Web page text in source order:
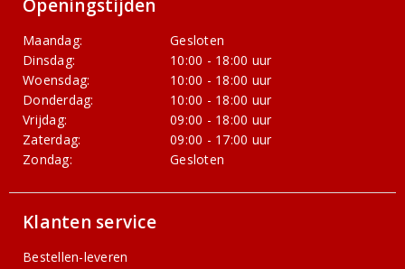
Openingstijden
Maandag:
Gesloten
Dinsdag:
10:00 - 18:00 uur
Woensdag:
10:00 - 18:00 uur
Donderdag:
10:00 - 18:00 uur
Vrijdag:
09:00 - 18:00 uur
Zaterdag:
09:00 - 17:00 uur
Zondag:
Gesloten
Klanten service
Bestellen-leveren